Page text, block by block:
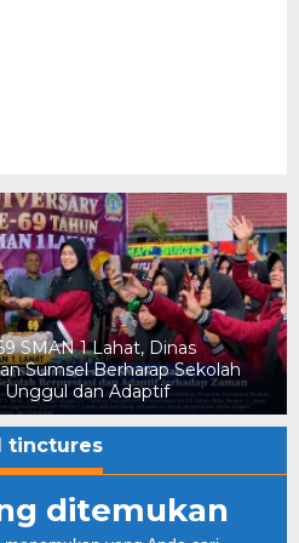
SMAN 1 Lahat, Dinas
Sumsel Berharap Sekolah
Unggul dan Adaptif
tinctures
ditemukan